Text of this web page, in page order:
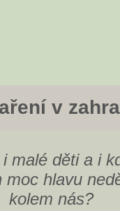
v
malé děti a i
hlavu
kolem nás?